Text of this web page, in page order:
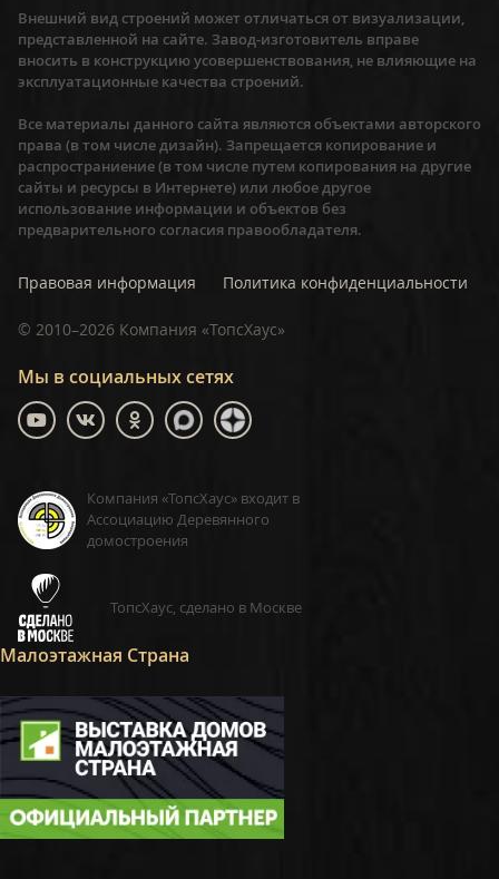
Мы в социальных сетях
Компания «ТопсХаус» входит в
Ассоциацию Деревянного
домостроения
ТопсХаус, сделано в Москве
Малоэтажная Страна
Внешний вид строений может отличаться от визуализации,
представленной на сайте. Завод-изготовитель вправе
вносить в конструкцию усовершенствования, не влияющие на
эксплуатационные качества строений.
Все материалы данного сайта являются объектами авторского
права (в том числе дизайн). Запрещается копирование и
распространиение (в том числе путем копирования на другие
сайты и ресурсы в Интернете) или любое другое
использование информации и объектов без
предварительного согласия правообладателя.
Правовая информация Политика конфиденциальности
© 2010–2026 Компания «ТопсХаус»